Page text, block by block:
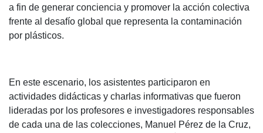
a fin de generar conciencia y promover la acción colectiva
frente al desafío global que representa la contaminación
por plásticos.
En este escenario, los asistentes participaron en
actividades didácticas y charlas informativas que fueron
lideradas por los profesores e investigadores responsables
de cada una de las colecciones, Manuel Pérez de la Cruz,